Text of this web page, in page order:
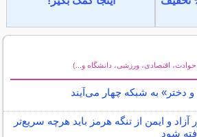
اقتصادی، ورزشی، دانشگاه و...)
دختر» به شبکه چهار می‌آیند
آزاد و ایمن از تنگه هرمز باید هرچه سریع‌تر
شود